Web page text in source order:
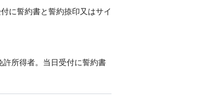
に誓約書と誓約捺印又はサイ
所得者。当日受付に誓約書